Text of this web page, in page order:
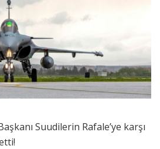
Suudilerin Rafale’ye karşı